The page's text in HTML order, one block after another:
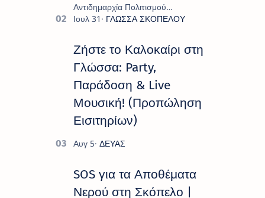
Αντιδημαρχία Πολιτισμού
παρουσιάζουν το πρόγραμμα «
πλούσιο και πολυσυλλεκτικό
πρόγραμμα εκδ…
Ζήστε το Καλοκαίρι στη
Γλώσσα: Party,
Παράδοση & Live
Μουσική! (Προπώληση
Εισιτηρίων)
SOS για τα Αποθέματα
Νερού στη Σκόπελο |